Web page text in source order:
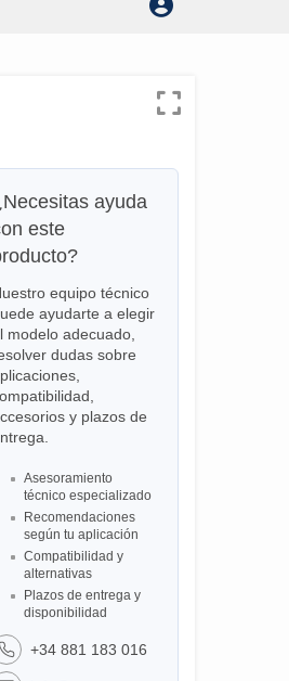
ayuda
este
equipo técnico
ayudarte a elegir
modelo adecuado,
dudas sobre
y plazos de
Asesoramiento
técnico especializado
Recomendaciones
según tu aplicación
Compatibilidad y
alternativas
Plazos de entrega y
disponibilidad
+34 881 183 016